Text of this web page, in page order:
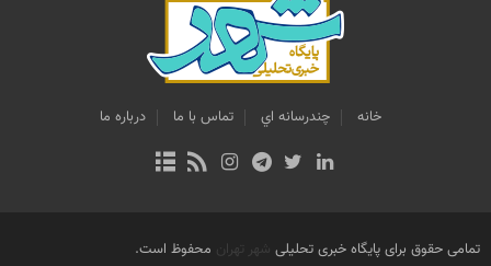
خانه چندرسانه اي تماس با ما درباره ما
تمامی حقوق برای پایگاه خبری تحلیلی شهر تهران محفوظ است.